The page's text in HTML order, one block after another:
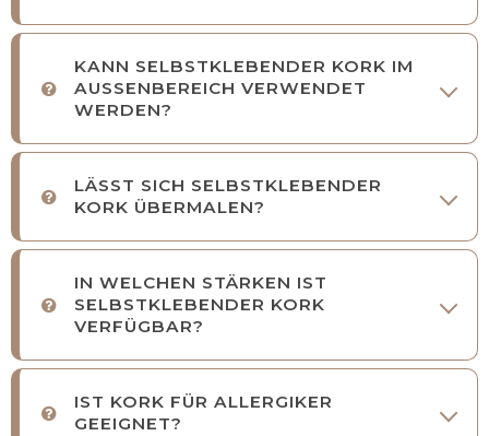
KANN SELBSTKLEBENDER KORK IM
AUSSENBEREICH VERWENDET
WERDEN?
LÄSST SICH SELBSTKLEBENDER
KORK ÜBERMALEN?
IN WELCHEN STÄRKEN IST
SELBSTKLEBENDER KORK
VERFÜGBAR?
IST KORK FÜR ALLERGIKER
GEEIGNET?